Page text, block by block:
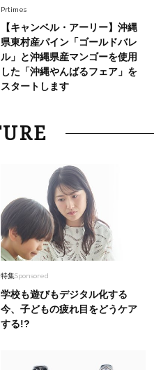
」が大流行中！人と被らない
】6選
Prtimes
【キャンベル・アーリー】沖縄
県東村産パイン「ゴールドバレ
ル」と沖縄県産マンゴーを使用
した「沖縄やんばるフェア」を
スタートします
特集Sponsored
学校も遊びもデジタル化する
今、子どもの疲れ目をどうケア
する!?